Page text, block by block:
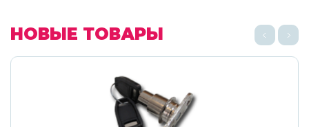
НОВЫЕ ТОВАРЫ